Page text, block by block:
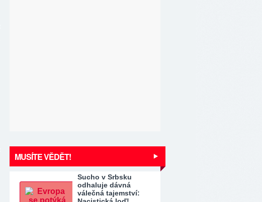
MUSÍTE VĚDĚT!
Sucho v Srbsku
odhaluje dávná
válečná tajemství: